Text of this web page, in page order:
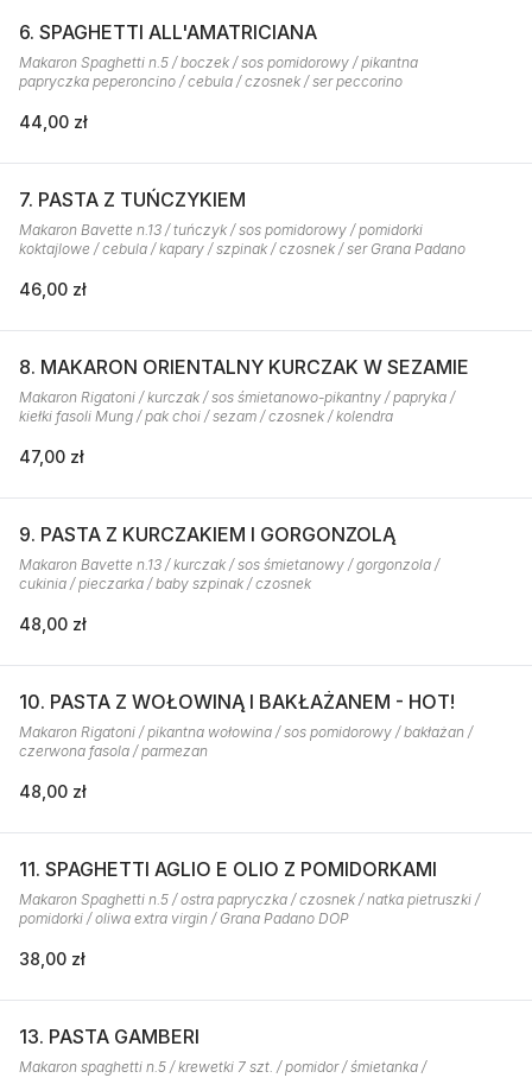
6. SPAGHETTI ALL'AMATRICIANA
Makaron Spaghetti n.5 / boczek / sos pomidorowy / pikantna
papryczka peperoncino / cebula / czosnek / ser peccorino
44,00 zł
7. PASTA Z TUŃCZYKIEM
Makaron Bavette n.13 / tuńczyk / sos pomidorowy / pomidorki
koktajlowe / cebula / kapary / szpinak / czosnek / ser Grana Padano
46,00 zł
8. MAKARON ORIENTALNY KURCZAK W SEZAMIE
Makaron Rigatoni / kurczak / sos śmietanowo-pikantny / papryka /
kiełki fasoli Mung / pak choi / sezam / czosnek / kolendra
47,00 zł
9. PASTA Z KURCZAKIEM I GORGONZOLĄ
Makaron Bavette n.13 / kurczak / sos śmietanowy / gorgonzola /
cukinia / pieczarka / baby szpinak / czosnek
48,00 zł
10. PASTA Z WOŁOWINĄ I BAKŁAŻANEM - HOT!
Makaron Rigatoni / pikantna wołowina / sos pomidorowy / bakłażan /
czerwona fasola / parmezan
48,00 zł
11. SPAGHETTI AGLIO E OLIO Z POMIDORKAMI
Makaron Spaghetti n.5 / ostra papryczka / czosnek / natka pietruszki /
pomidorki / oliwa extra virgin / Grana Padano DOP
38,00 zł
13. PASTA GAMBERI
Makaron spaghetti n.5 / krewetki 7 szt. / pomidor / śmietanka /